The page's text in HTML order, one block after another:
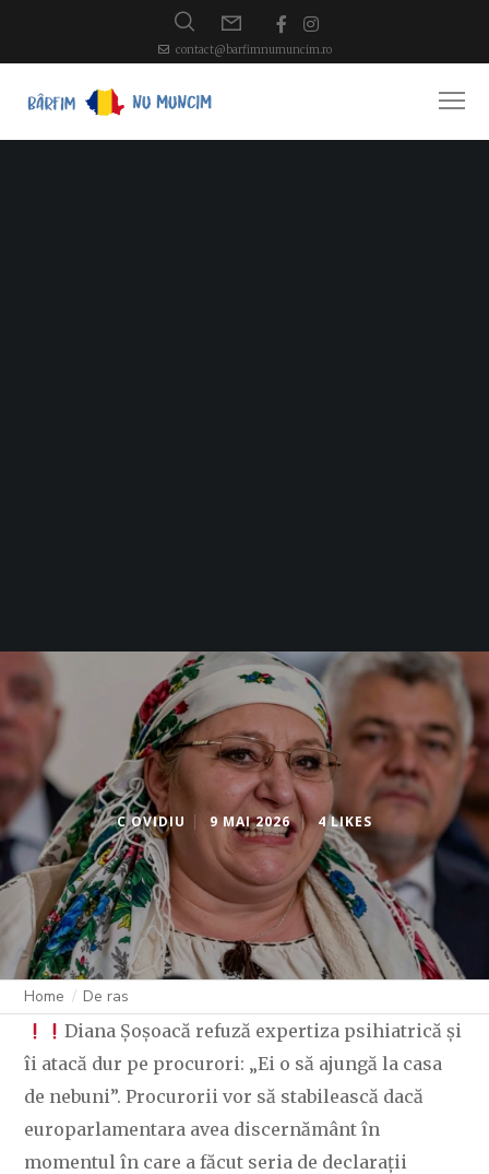
contact@barfimnumuncim.ro
C OVIDIU 9 MAI 2026 4 LIKES
Home De ras
Diana Șoșoacă refuză expertiza psihiatrică și
îi atacă dur pe procurori: „Ei o să ajungă la casa
de nebuni”. Procurorii vor să stabilească dacă
europarlamentara avea discernământ în
momentul în care a făcut seria de declarații